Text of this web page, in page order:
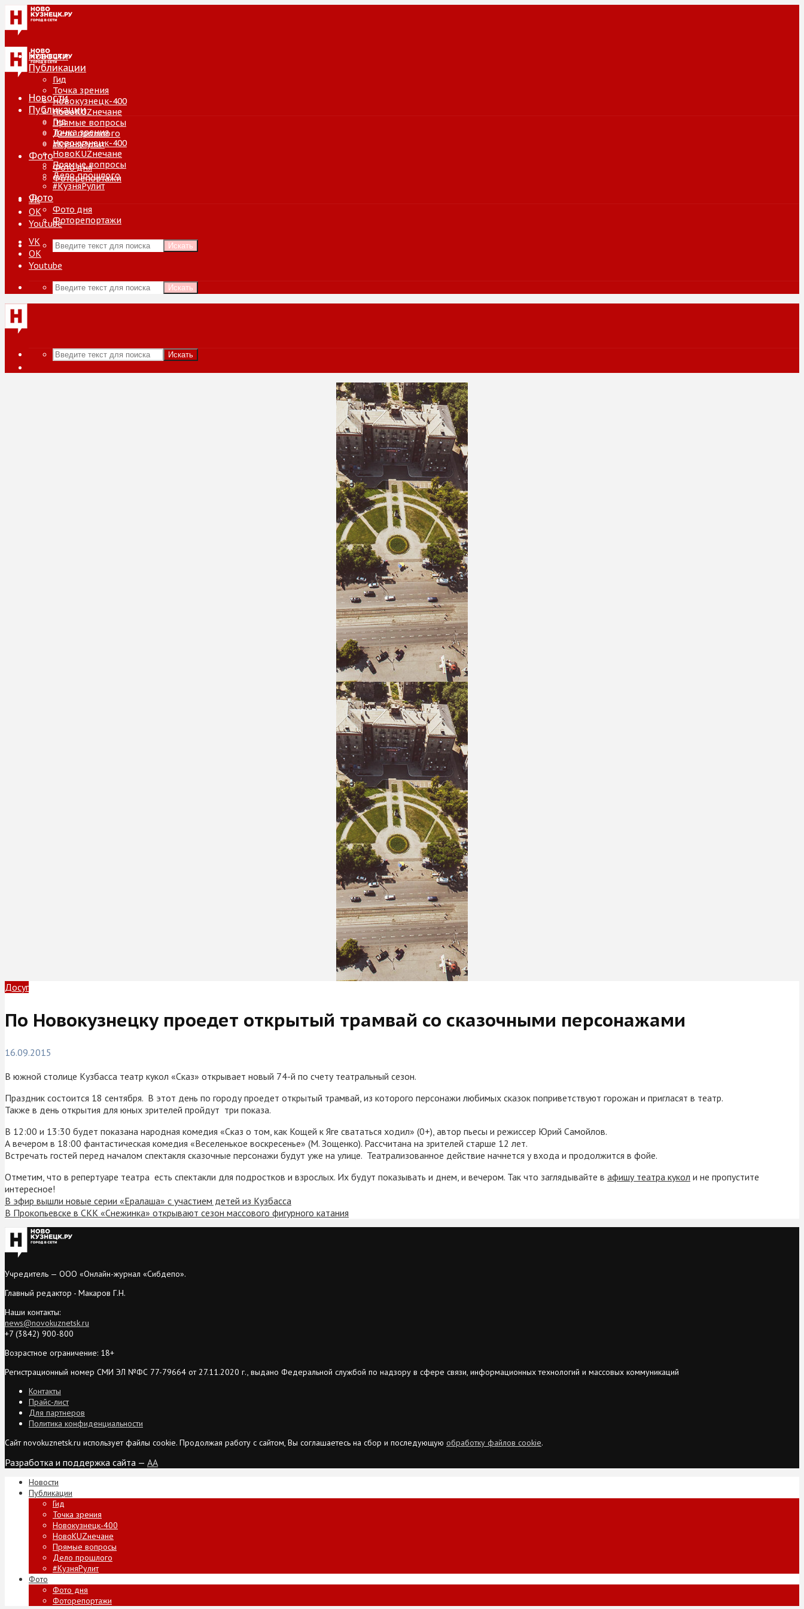
Новости
Публикации
Гид
Точка зрения
Новокузнецк-400
НовоKUZнечане
Прямые вопросы
Дело прошлого
#КузняРулит
Фото
Фото дня
Фоторепортажи
VK
ОК
Youtube
Искать
Новости
Публикации
Гид
Точка зрения
Новокузнецк-400
НовоKUZнечане
Прямые вопросы
Дело прошлого
#КузняРулит
Фото
Фото дня
Фоторепортажи
VK
ОК
Youtube
Искать
Искать
Досуг
По Новокузнецку проедет открытый трамвай со сказочными персонажами
16.09.2015
В южной столице Кузбасса театр кукол «Сказ» открывает новый 74-й по счету театральный сезон.
Праздник состоится 18 сентября. В этот день по городу проедет открытый трамвай, из которого персонажи любимых сказок поприветствуют горожан и пригласят в театр.
Также в день открытия для юных зрителей пройдут три показа.
В 12:00 и 13:30 будет показана народная комедия «Сказ о том, как Кощей к Яге свататься ходил» (0+), автор пьесы и режиссер Юрий Самойлов.
А вечером в 18:00 фантастическая комедия «Веселенькое воскресенье» (М. Зощенко). Рассчитана на зрителей старше 12 лет.
Встречать гостей перед началом спектакля сказочные персонажи будут уже на улице. Театрализованное действие начнется у входа и продолжится в фойе.
Отметим, что в репертуаре театра есть спектакли для подростков и взрослых. Их будут показывать и днем, и вечером. Так что заглядывайте в афишу театра кукол и не пропустите
интересное!
В эфир вышли новые серии «Ералаша» с участием детей из Кузбасса
В Прокопьевске в СКК «Снежинка» открывают сезон массового фигурного катания
Учредитель — ООО «Онлайн-журнал «Сибдепо».
Главный редактор - Макаров Г.Н.
Наши контакты:
news@novokuznetsk.ru
+7 (3842) 900-800
Возрастное ограничение: 18+
Регистрационный номер СМИ ЭЛ №ФС 77-79664 от 27.11.2020 г., выдано Федеральной службой по надзору в сфере связи, информационных технологий и массовых коммуникаций
Контакты
Прайс-лист
Для партнеров
Политика конфиденциальности
Сайт novokuznetsk.ru использует файлы cookie. Продолжая работу с сайтом, Вы соглашаетесь на сбор и последующую обработку файлов cookie.
Разработка и поддержка сайта — AA
Новости
Публикации
Гид
Точка зрения
Новокузнецк-400
НовоKUZнечане
Прямые вопросы
Дело прошлого
#КузняРулит
Фото
Фото дня
Фоторепортажи